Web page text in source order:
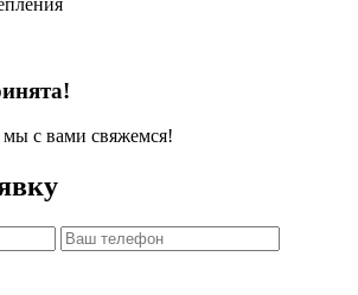
с вами свяжемся!